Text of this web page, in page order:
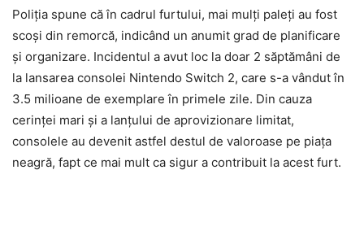
Poliția spune că în cadrul furtului, mai mulți paleți au fost
scoși din remorcă, indicând un anumit grad de planificare
și organizare. Incidentul a avut loc la doar 2 săptămâni de
la lansarea consolei Nintendo Switch 2, care s-a vândut în
3.5 milioane de exemplare în primele zile. Din cauza
cerinței mari și a lanțului de aprovizionare limitat,
consolele au devenit astfel destul de valoroase pe piața
neagră, fapt ce mai mult ca sigur a contribuit la acest furt.